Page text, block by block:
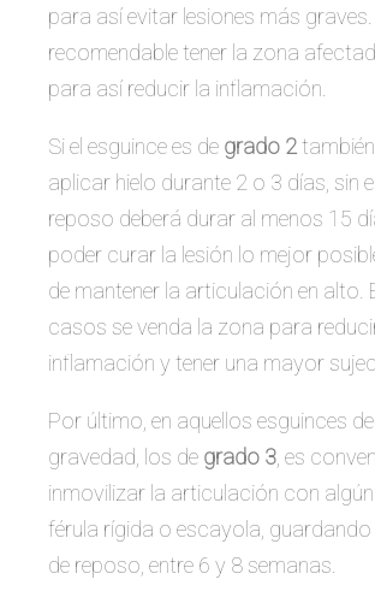
para así evitar lesiones más
recomendable tener la zona
para así reducir la inflamación.
Si el esguince es de grado 2
aplicar hielo durante 2 o 3 días, sin
reposo deberá durar al menos 15
poder curar la lesión lo mejor
de mantener la articulación en alto.
casos se venda la zona para
inflamación y tener una mayor
Por último, en aquellos esguinces
gravedad, los de grado 3, es
inmovilizar la articulación con
férula rígida o escayola,
de reposo, entre 6 y 8 semanas.